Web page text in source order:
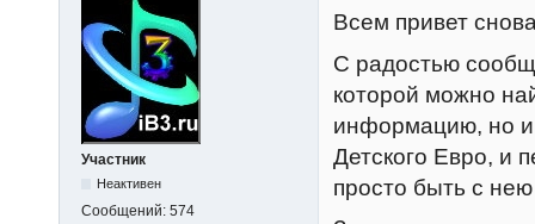
Участник
Неактивен
Сообщений: 574
Всем привет
С радостью
которой можно
информацию, но и
Детского Евро, и
просто быть с нею